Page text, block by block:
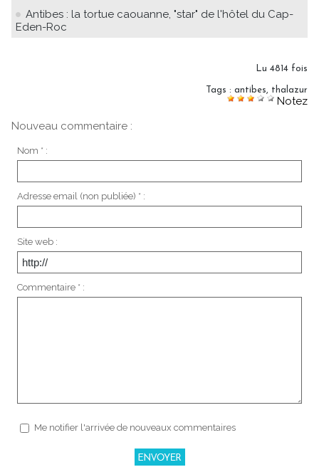
Antibes : la tortue caouanne, "star" de l'hôtel du Cap-
Eden-Roc
Lu 4814 fois
Tags : antibes thalazur
Notez
Nouveau commentaire :
Nom * :
Adresse email (non publiée) * :
Site web :
Commentaire * :
Me notifier l'arrivée de nouveaux commentaires